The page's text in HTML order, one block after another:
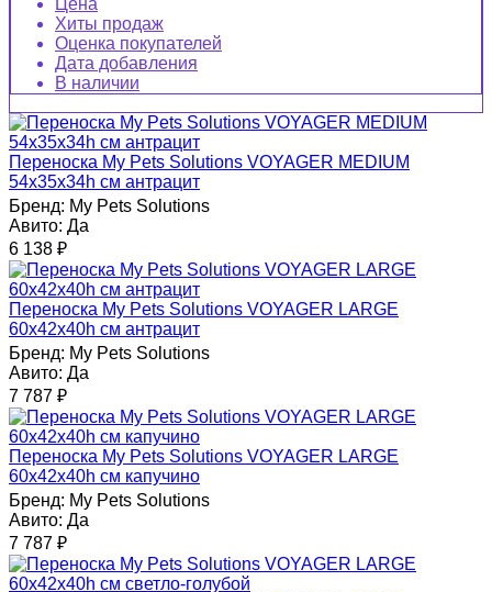
Хиты продаж
Оценка покупателей
Дата добавления
В наличии
Переноска My Pets Solutions VOYAGER MEDIUM
54x35x34h см антрацит
Бренд: My Pets Solutions
Авито: Да
6 138 ₽
Переноска My Pets Solutions VOYAGER LARGE
60x42x40h см антрацит
Бренд: My Pets Solutions
Авито: Да
7 787 ₽
Переноска My Pets Solutions VOYAGER LARGE
60x42x40h см капучино
Бренд: My Pets Solutions
Авито: Да
7 787 ₽